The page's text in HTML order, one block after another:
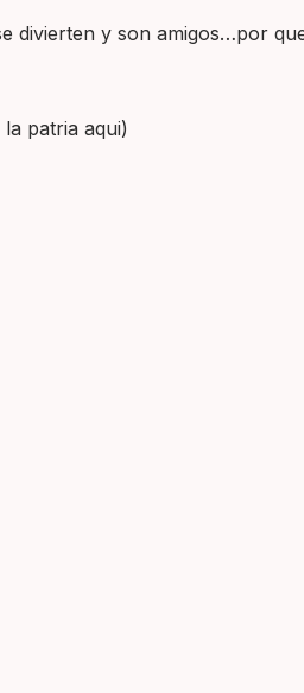
divierten y son amigos…por
patria aqui)